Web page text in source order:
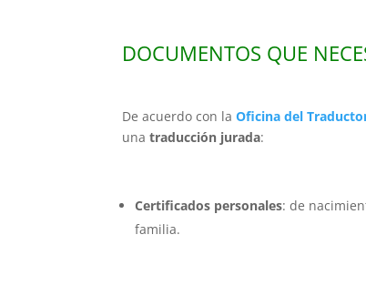
DOCUMENTOS QUE
De acuerdo con laOficina del
unatraducción jurada:
Certificados personales: de
familia.